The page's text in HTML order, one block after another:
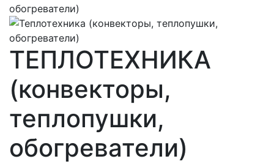
обогреватели)
ТЕПЛОТЕХНИКА
(конвекторы,
теплопушки,
обогреватели)